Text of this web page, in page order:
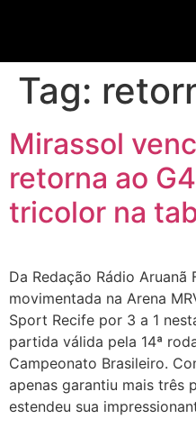
Tag:
Mirassol
retorna ao
tricolor na
Da Redação Rádio
movimentada na Arena
Sport Recife por 3 a 1
partida válida pela 14ª
Campeonato Brasileiro.
apenas garantiu mais três
estendeu sua